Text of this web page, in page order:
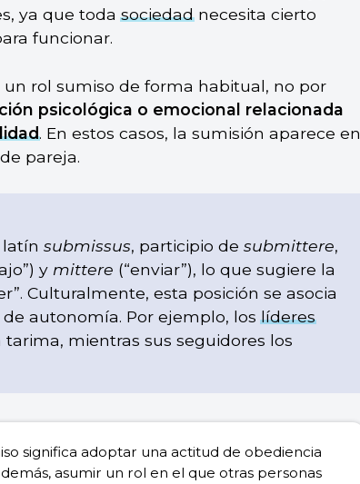
ya que todasociedadnecesita cierto
funcionar.
rol sumiso de forma habitual, no por
psicológica o emocional relacionada
. En estos casos, la sumisión aparece en
pareja.
latínsubmissus, participio desubmittere,
y mittere (“enviar”), lo que sugiere la
Culturalmente, esta posición se asocia
autonomía. Por ejemplo, loslíderes
mientras sus seguidores los
significa adoptar una actitud de obediencia
asumir un rol en el que otras personas